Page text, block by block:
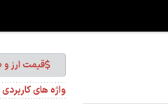
قیمت ارز و
واژه های